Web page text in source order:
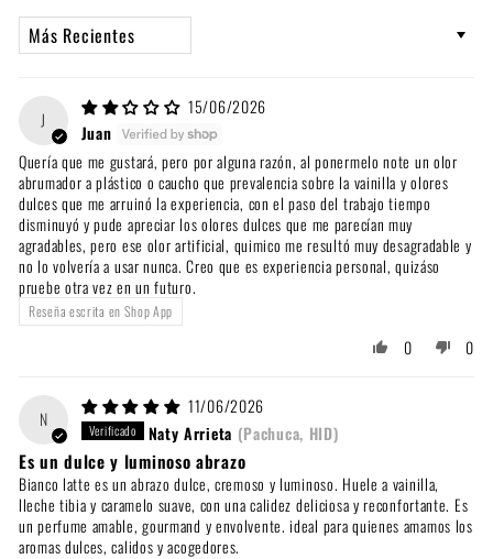
Sort by
J
15/06/2026
Juan
Quería que me gustará, pero por alguna razón, al ponermelo note un olor
abrumador a plástico o caucho que prevalencia sobre la vainilla y olores
dulces que me arruinó la experiencia, con el paso del trabajo tiempo
disminuyó y pude apreciar los olores dulces que me parecían muy
agradables, pero ese olor artificial, quimico me resultó muy desagradable y
no lo volvería a usar nunca. Creo que es experiencia personal, quizáso
pruebe otra vez en un futuro.
Reseña escrita en Shop App
0 0
N
11/06/2026
Naty Arrieta (Pachuca, HID)
Es un dulce y luminoso abrazo
Bianco latte es un abrazo dulce, cremoso y luminoso. Huele a vainilla,
lleche tibia y caramelo suave, con una calidez deliciosa y reconfortante. Es
un perfume amable, gourmand y envolvente. ideal para quienes amamos los
aromas dulces, calidos y acogedores.